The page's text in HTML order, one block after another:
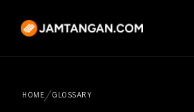
HOME GLOSSARY